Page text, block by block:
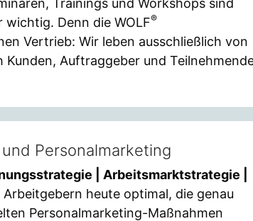
Trainings und Workshops sind
wichtig. Denn die WOLF®
Vertrieb: Wir leben ausschließlich von
Kunden, Auftraggeber und
Personalmarketing
| Arbeitsmarktstrategie |
Arbeitgebern heute optimal, die genau
Personalmarketing-Maßnahmen